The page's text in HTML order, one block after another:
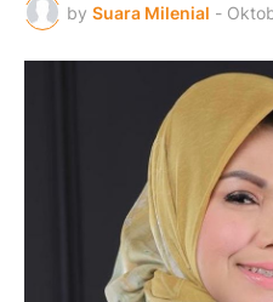
by Suara Milenial -